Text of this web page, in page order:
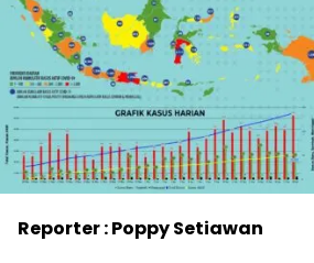
Reporter : Poppy Setiawan